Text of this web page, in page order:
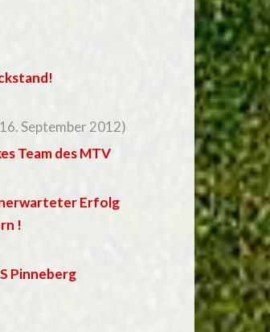
September 2012)
Team des MTV
Erfolg
!
Pinneberg